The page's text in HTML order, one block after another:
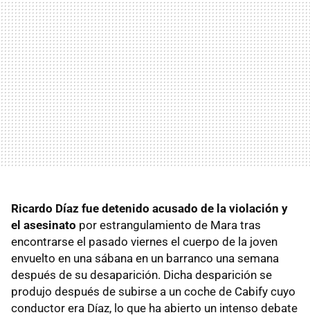
Ricardo Díaz fue detenido acusado de la violación y
el asesinato por estrangulamiento de Mara tras
encontrarse el pasado viernes el cuerpo de la joven
envuelto en una sábana en un barranco una semana
después de su desaparición. Dicha desparición se
produjo después de subirse a un coche de Cabify cuyo
conductor era Díaz, lo que ha abierto un intenso debate